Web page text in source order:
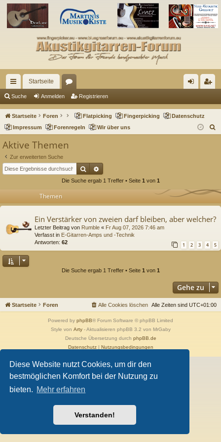
Diese Website nutzt Cookies, um dir den
bestmöglichen Komfort bei der Nutzung zu
bieten. Mehr erfahren
Verstanden!
ch
ne
llz
riff
Startseite
en m ist
rie
Suche Anmelden Registrieren
Startseite Foren Flatpicking Fingerpicking
Datenschutz
Impressum
Forenregeln Wir über uns
Aktive Themen
Zur erweiterten Suche
Suche
Die Suche ergab 1 Treffer • Seite 1 von 1
Themen
Ein Verstärker von zweien darf bleiben, aber welcher?
Letzter Beitrag von Rumble « Fr Aug 07, 2026 7:46 am
Verfasst in E-Gitarren-Amps und -Technik
Antworten: 62 1 2 3 4 5
Die Suche ergab 1 Treffer • Seite 1 von 1
Gehe zu
Startseite Foren Alle Zeiten sind UTC+01:00
Alle Cookies löschen
Powered by phpBB® Forum Software © phpBB Limited
Style von Arty- Aktualisieren phpBB 3.2 von MrGaby
Deutsche Übersetzung durch phpBB.de
Datenschutz| Nutzungsbedingungen